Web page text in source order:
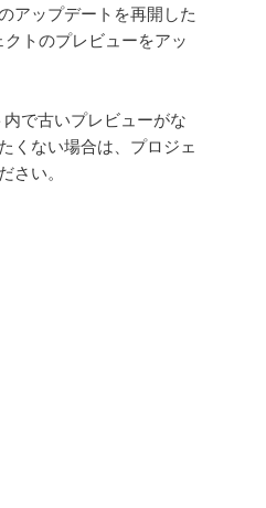
アップデートを再開した
トのプレビューをアッ
で古いプレビューがな
くない場合は、プロジェ
さい。